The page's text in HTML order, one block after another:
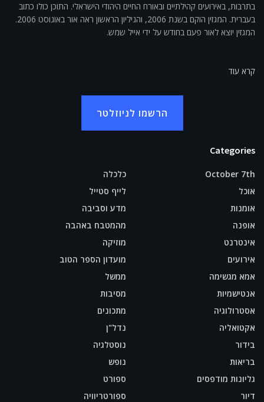
בתרבות, באירועים קהילתיים ובאורח החיים היהודי הישראלי. התוכן כולו כתוב
בעברית. המגזין הוקם בשנת 2006, והגיליון הראשון ראה אור באוגוסט 2006.
המגזין יוצא לאור פעם בחודש על ידי אייל שמש.
קרא עוד
הרשמו לניוזלטר
Categories
October 7th
אוכל
אומנות
אופנה
אינטרנט
אירועים
אמא מגשימה
אנטישמיות
אסטרולוגיה
אקטואליה
בידור
בריאות
גליונות מודפסים
דיור
כלכלה
לייף סטייל
מדע וסביבה
מהמטבח באהבה
מוזיקה
מועדון הספר הטוב
ממשל
מסיבות
מתכונים
נדל"ן
נוסטלגיה
נופש
ספורט
ספורטריוויה